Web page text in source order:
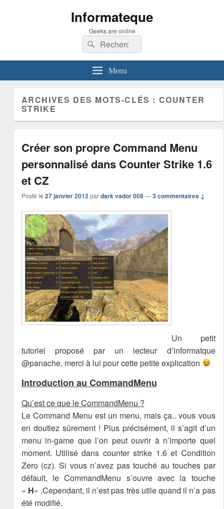
Informateque
Geeks are online
Recherche :
Rechercher
Menu
ARCHIVES DES MOTS-CLÉS : COUNTER
STRIKE
Créer son propre Command Menu
personnalisé dans Counter Strike 1.6
et CZ
Posté le 27 janvier 2012 pardark vador 008 —3 commentaires ↓
Un petit
tutoriel proposé par un lecteur d’informatque
@panache, merci à lui pour cette petite explication
Introduction au CommandMenu
Qu’est ce que le CommandMenu ?
Le Command Menu est un menu, mais ça.. vous vous
en doutiez sûrement ! Plus précisément, il s’agit d’un
menu in-game que l’on peut ouvrir à n’importe quel
moment. Utilisé dans counter strike 1.6 et Condition
Zero (cz). Si vous n’avez pas touché au touches par
défault, le CommandMenu s’ouvre avec la touche
« H« .Cependant, il n’est pas très utile quand il n’a pas
été modifié.